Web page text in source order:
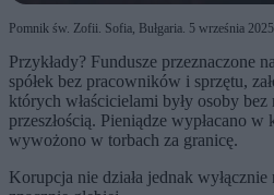
Pomnik św. Zofii. Sofia, Bułgaria. 5 września
Przykłady? Fundusze przeznaczone
spółek bez pracowników i sprzętu,
których właścicielami były osoby
przeszłością. Pieniądze wypłacano w
wywożono w torbach za granicę.
Korupcja nie działa jednak wyłącznie